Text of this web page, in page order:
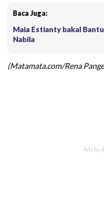
Baca Juga:
Maia Estianty bakal
Nabila
(Matamata.com/Rena